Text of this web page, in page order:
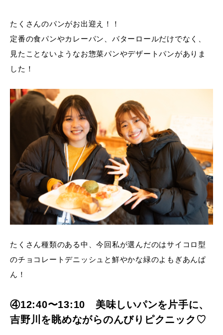
たくさんのパンがお出迎え！！
定番の食パンやカレーパン、バターロールだけでなく、
見たことないようなお惣菜パンやデザートパンがありま
した！
たくさん種類のある中、今回私が選んだのはサイコロ型
のチョコレートデニッシュと鮮やかな緑のよもぎあんぱ
ん！
④12:40〜13:10 美味しいパンを片手に、
吉野川を眺めながらのんびりピクニック♡